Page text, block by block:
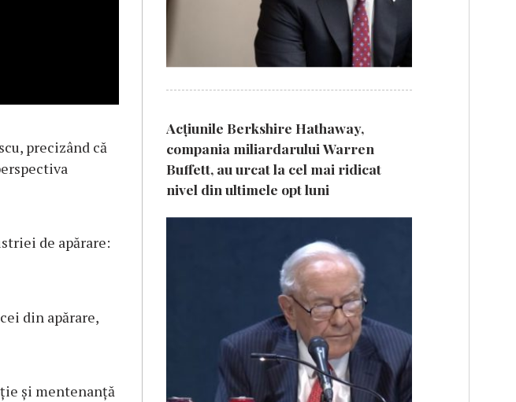
precizând că
de apărare:
din apărare,
și mentenanță
Acțiunile Berkshire Hathaway,
compania miliardarului Warren
Buffett, au urcat la cel mai ridicat
nivel din ultimele opt luni